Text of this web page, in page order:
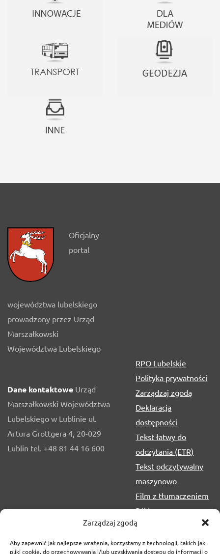
Zarządzaj zgodą
Aby zapewnić jak najlepsze wrażenia, korzystamy z technologii, takich jak
pliki cookie, do przechowywania i/lub uzyskiwania dostępu do informacji o
Oficjalny
portal
województwa lubelskiego
prowadzony przez Urząd
Marszałkowski
Województwa Lubelskiego
Dane kontaktowe Urząd
Marszałkowski Województwa
Lubelskiego w Lublinie ul.
Artura Grottgera 4, 20-029
Lublin tel. +48 81 44 16 600
RPO Lubelskie
Polityka prywatności
Zarządzaj zgodą
Deklaracja
dostępności
Tekst łatwy do
odczytania (ETR)
Tekst odczytywalny
maszynowo
Film z tłumaczeniem
PJM